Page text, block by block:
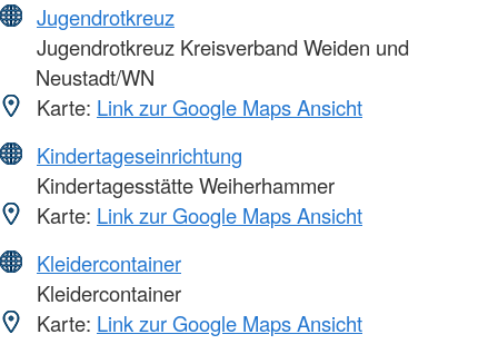
Jugendrotkreuz
Jugendrotkreuz Kreisverband Weiden und
Neustadt/WN
Karte: Link zur Google Maps Ansicht
Kindertageseinrichtung
Kindertagesstätte Weiherhammer
Karte: Link zur Google Maps Ansicht
Kleidercontainer
Kleidercontainer
Karte: Link zur Google Maps Ansicht